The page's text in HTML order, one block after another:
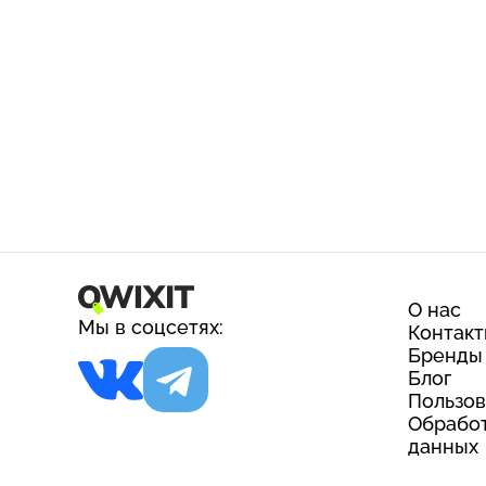
Мы в соцсетях:
О нас
Бренды
Блог
данных